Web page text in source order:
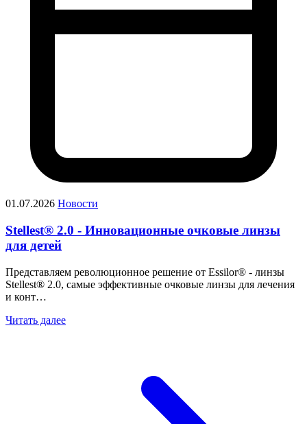
01.07.2026 Новости
Stellest® 2.0 - Инновационные очковые линзы
для детей
Представляем революционное решение от Essilor® - линзы
Stellest® 2.0, самые эффективные очковые линзы для лечения
и конт…
Читать далее